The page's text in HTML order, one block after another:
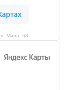
Мира, 68